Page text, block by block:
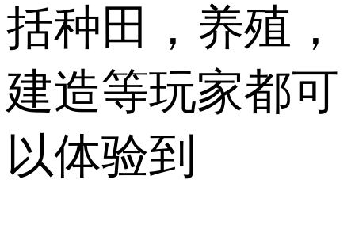
括种田，养殖，
建造等玩家都可
以体验到